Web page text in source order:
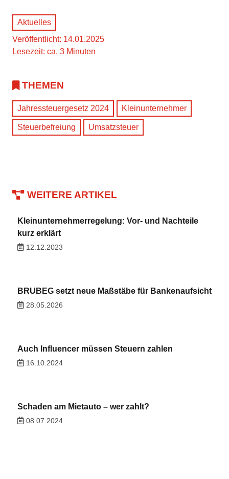
Aktuelles
Veröffentlicht: 14.01.2025
Lesezeit: ca. 3 Minuten
THEMEN
Jahressteuergesetz 2024 Kleinunternehmer
Steuerbefreiung Umsatzsteuer
WEITERE ARTIKEL
Kleinunternehmerregelung: Vor- und Nachteile
kurz erklärt
12.12.2023
BRUBEG setzt neue Maßstäbe für Bankenaufsicht
28.05.2026
Auch Influencer müssen Steuern zahlen
16.10.2024
Schaden am Mietauto – wer zahlt?
08.07.2024